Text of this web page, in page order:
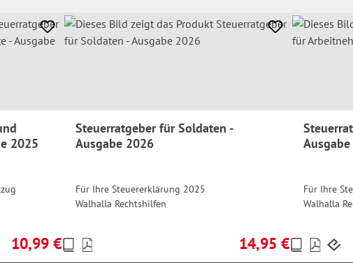
2025
Regulärer Preis:
10,99 €
Steuerratgeber für Soldaten -
Ausgabe 2026
Für Ihre Steuererklärung 2025
Walhalla Rechtshilfen
Regulärer Preis:
14,95 €
Preise
inkl.
Für Ihre
Walhalla
Preise
inkl.